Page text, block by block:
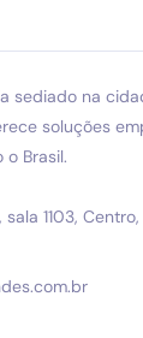
sediado na
soluções
Brasil.
sala 1103,